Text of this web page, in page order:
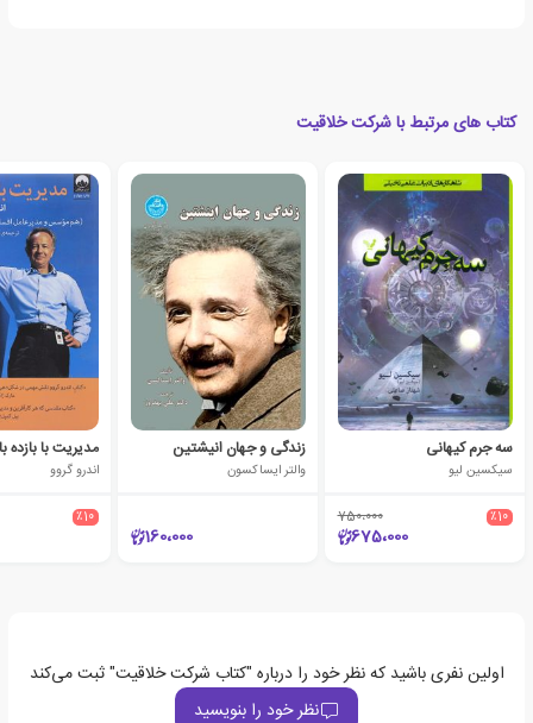
کتاب های مرتبط با شرکت خلاقیت
سه جرم کیهانی
سیکسین لیو
٪10 750،000
675،000
زندگی و جهان انیشتین
والتر ایساکسون
160،000
مدیریت با بازده
اندرو گروو
٪10
اولین نفری باشید که نظر خود را درباره "کتاب شرکت خلاقیت" ثبت می‌کند
نظر خود را بنویسید